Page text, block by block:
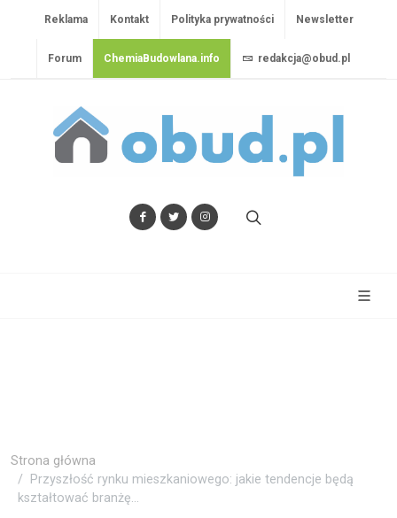
Reklama Kontakt Polityka prywatności Newsletter
Forum ChemiaBudowlana.info redakcja@obud.pl
Strona główna
Przyszłość rynku mieszkaniowego: jakie tendencje będą
kształtować branżę...